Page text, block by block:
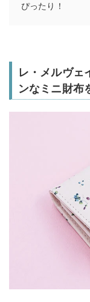
ぴったり！
レ・メルヴェ
ンなミニ財